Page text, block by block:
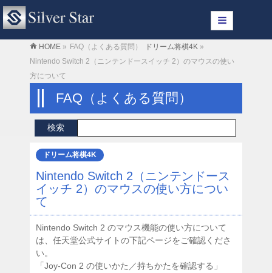
HOME » FAQ（よくある質問） ドリーム将棋4K »
Nintendo Switch 2（ニンテンドースイッチ 2）のマウスの使い
方について
FAQ（よくある質問）
ドリーム将棋4K
Nintendo Switch 2（ニンテンドース
イッチ 2）のマウスの使い方につい
て
Nintendo Switch 2 のマウス機能の使い方について
は、任天堂公式サイトの下記ページをご確認くださ
い。
「Joy-Con 2 の使いかた／持ちかたを確認する」